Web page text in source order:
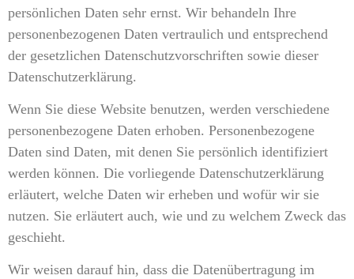
persönlichen Daten sehr ernst. Wir behandeln Ihre
personenbezogenen Daten vertraulich und entsprechend
der gesetzlichen Datenschutzvorschriften sowie dieser
Datenschutzerklärung.
Wenn Sie diese Website benutzen, werden verschiedene
personenbezogene Daten erhoben. Personenbezogene
Daten sind Daten, mit denen Sie persönlich identifiziert
werden können. Die vorliegende Datenschutzerklärung
erläutert, welche Daten wir erheben und wofür wir sie
nutzen. Sie erläutert auch, wie und zu welchem Zweck das
geschieht.
Wir weisen darauf hin, dass die Datenübertragung im